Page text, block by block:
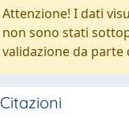
Attenzione! I dati
non sono stati
validazione da parte
Citazioni